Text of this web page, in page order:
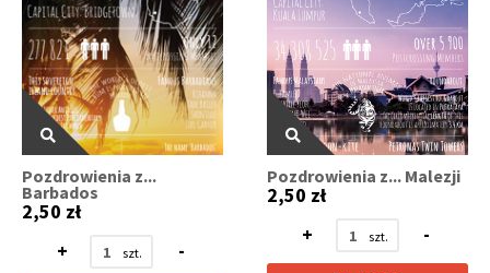
Pozdrowienia z...
Barbados
2,50 zł
+
-
Pozdrowienia z... Malezji
2,50 zł
+
-